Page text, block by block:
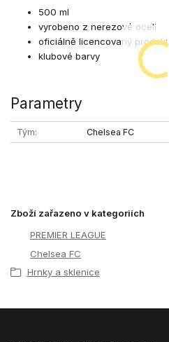
500 ml
vyrobeno z nerezové oceli
oficiálně licencovaný produkt
klubové barvy
Parametry
Tým Chelsea FC
Zboží zařazeno v kategoriích
PREMIER LEAGUE
Chelsea FC
Hrnky a sklenice